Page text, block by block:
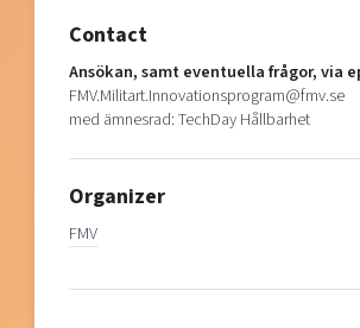
Contact
Ansökan, samt eventuella frågor, via
FMV.Militart.Innovationsprogram@fmv.se
med ämnesrad: TechDay Hållbarhet
Organizer
FMV